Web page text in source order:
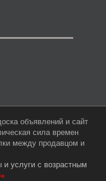
объявлений и сайт
сила времен
между продавцом и
услуги с возрастным